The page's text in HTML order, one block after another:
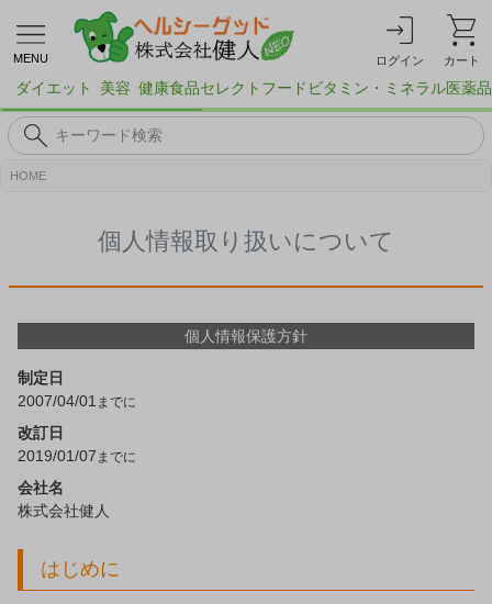
MENU ログイン カート
ダイエット 美容 健康食品セレクトフード ビタミン・ミネラル医薬品
HOME
個人情報取り扱いについて
個人情報保護方針
制定日
2007/04/01
改訂日
2019/01/07
会社名
株式会社健人
はじめに